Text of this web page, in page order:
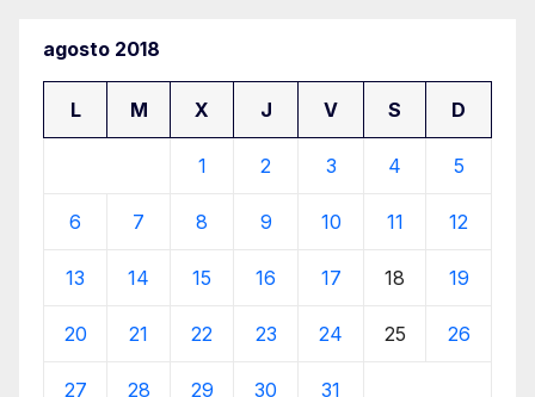
agosto 2018
L M X J V S D
1 2 3 4 5
6 7 8 9 10 11 12
13 14 15 16 17 18 19
20 21 22 23 24 25 26
27 28 29 30 31